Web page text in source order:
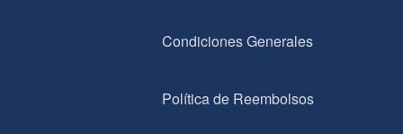
Condiciones Generales
Política de Reembolsos